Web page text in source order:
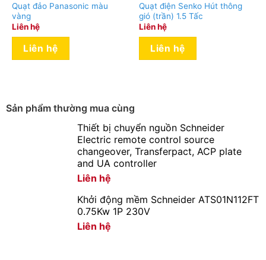
Quạt đảo Panasonic màu
vàng
Liên hệ
Liên hệ
Quạt điện Senko Hút thông
gió (trần) 1.5 Tấc
Liên hệ
Liên hệ
Sản phẩm thường mua cùng
Thiết bị chuyển nguồn Schneider
Electric remote control source
changeover, Transferpact, ACP plate
and UA controller
Liên hệ
Khởi động mềm Schneider ATS01N112FT
0.75Kw 1P 230V
Liên hệ